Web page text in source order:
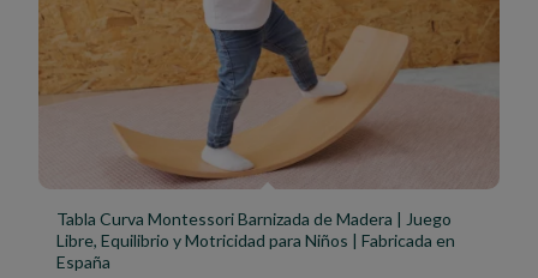
Tabla Curva Montessori Barnizada de Madera | Juego
Libre, Equilibrio y Motricidad para Niños | Fabricada en
España